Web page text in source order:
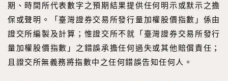
期、時間所代表數字之預期結果提供任何明示或默示之擔
保或聲明。「臺灣證券交易所發行量加權股價指數」係由
證交所編製及計算；惟證交所不就「臺灣證券交易所發行
量加權股價指數」之錯誤承擔任何過失或其他賠償責任；
且證交所無義務將指數中之任何錯誤告知任何人。